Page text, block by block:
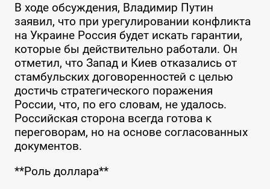
В ходе обсуждения, Владимир Путин
заявил, что при урегулировании конфликта
на Украине Россия будет искать гарантии,
которые бы действительно работали. Он
отметил, что Запад и Киев отказались от
стамбульских договоренностей с целью
достичь стратегического поражения
России, что, по его словам, не удалось.
Российская сторона всегда готова к
переговорам, но на основе согласованных
документов.
**Роль доллара**